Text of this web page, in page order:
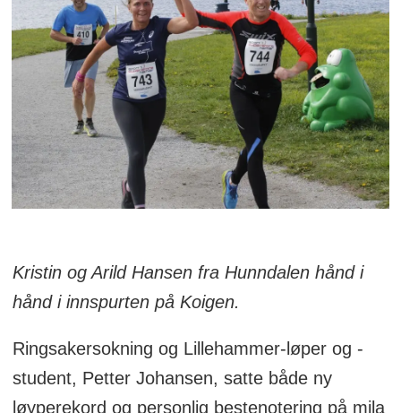
Kristin og Arild Hansen fra Hunndalen hånd i
hånd i innspurten på Koigen.
Ringsakersokning og Lillehammer-løper og -
student, Petter Johansen, satte både ny
løyperekord og personlig bestenotering på mila